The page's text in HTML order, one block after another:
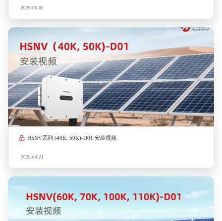
2026-06-05
HSNV系列 (40K, 50K)-D01 安装视频
2026-04-21